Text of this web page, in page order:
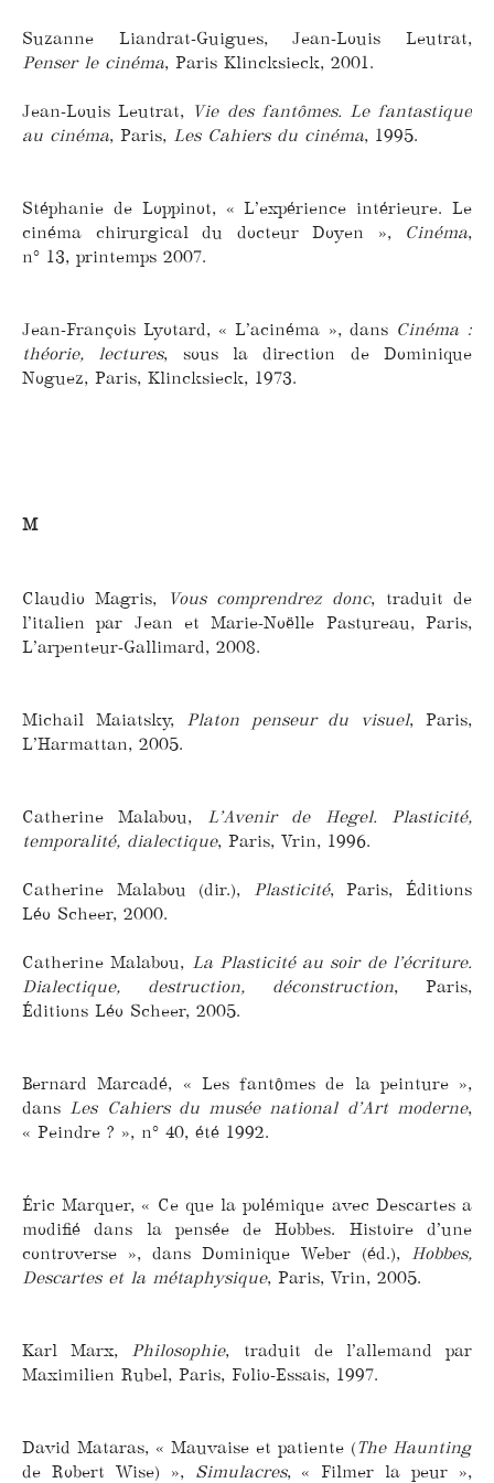
Suzanne Liandrat-Guigues, Jean-Louis Leutrat,
Penser le cinéma, Paris Klincksieck, 2001.
Jean-Louis Leutrat, Vie des fantômes. Le fantastique
au cinéma, Paris, Les Cahiers du cinéma, 1995.
Stéphanie de Loppinot, « L’expérience intérieure. Le
cinéma chirurgical du docteur Doyen »,
Cinéma,
n° 13, printemps 2007.
Jean-François Lyotard, « L’acinéma », dans Cinéma :
théorie, lectures, sous la direction de Dominique
Noguez, Paris, Klincksieck, 1973.
M
Claudio Magris, Vous comprendrez donc, traduit de
l’italien par Jean et Marie-Noëlle Pastureau, Paris,
L’arpenteur-Gallimard, 2008.
Michail Maiatsky, Platon penseur du visuel, Paris,
L’Harmattan, 2005.
Catherine Malabou,
L’Avenir de Hegel. Plasticité,
temporalité, dialectique, Paris, Vrin, 1996.
Catherine Malabou (dir.), Plasticité, Paris, Éditions
Léo Scheer, 2000.
Catherine Malabou, La Plasticité au soir de l’écriture.
Dialectique, destruction, déconstruction, Paris,
Éditions Léo Scheer, 2005.
Bernard Marcadé, « Les fantômes de la peinture »,
dans Les Cahiers du musée national d’Art moderne,
« Peindre ? », n° 40, été 1992.
Éric Marquer, « Ce que la polémique avec Descartes a
modifié dans la pensée de Hobbes. Histoire d’une
controverse », dans Dominique Weber (éd.),
Hobbes,
Descartes et la métaphysique, Paris, Vrin, 2005.
Karl Marx, Philosophie, traduit de l’allemand par
Maximilien Rubel, Paris, Folio-Essais, 1997.
David Mataras, « Mauvaise et patiente (The Haunting
de Robert Wise) », Simulacres, « Filmer la peur »,